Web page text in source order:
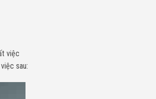
việc
sau: